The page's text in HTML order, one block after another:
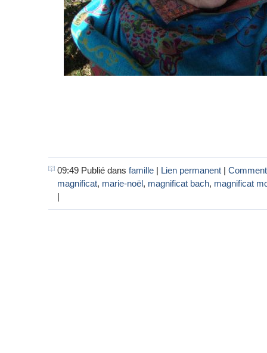
09:49 Publié dans famille | Lien permanent |
magnificat, marie-noël, magnificat bach, magnificat
|